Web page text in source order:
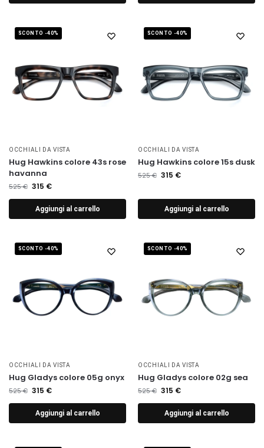
SCONTO -40%
OCCHIALI DA VISTA
Hug Hawkins colore 43s rose
havanna
525€ 315 €
Aggiungi al carrello
SCONTO -40%
OCCHIALI DA VISTA
Hug Hawkins colore 15s dusk
525€ 315 €
Aggiungi al carrello
SCONTO -40%
OCCHIALI DA VISTA
Hug Gladys colore 05g onyx
525€ 315 €
Aggiungi al carrello
SCONTO -40%
OCCHIALI DA VISTA
Hug Gladys colore 02g sea
525€ 315 €
Aggiungi al carrello